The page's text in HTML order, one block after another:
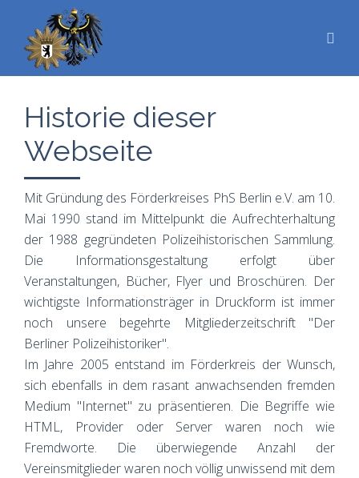
Historie dieser
Webseite
Mit Gründung des Förderkreises PhS Berlin e.V. am 10.
Mai 1990 stand im Mittelpunkt die Aufrechterhaltung
der 1988 gegründeten Polizeihistorischen Sammlung.
Die Informationsgestaltung erfolgt über
Veranstaltungen, Bücher, Flyer und Broschüren. Der
wichtigste Informationsträger in Druckform ist immer
noch unsere begehrte Mitgliederzeitschrift "Der
Berliner Polizeihistoriker".
Im Jahre 2005 entstand im Förderkreis der Wunsch,
sich ebenfalls in dem rasant anwachsenden fremden
Medium "Internet" zu präsentieren. Die Begriffe wie
HTML, Provider oder Server waren noch wie
Fremdworte. Die überwiegende Anzahl der
Vereinsmitglieder waren noch völlig unwissend mit dem